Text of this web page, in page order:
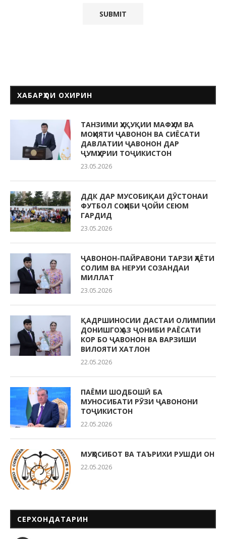
ХАБАРҲОИ ОХИРИН
ТАНЗИМИ ҲУҚУҚИИ МАФҲУМ ВА
МОҲИЯТИ ҶАВОНОН ВА СИЁСАТИ
ДАВЛАТИИ ҶАВОНОН ДАР
ҶУМҲУРИИ ТОҶИКИСТОН
23.05.2026
ДДК ДАР МУСОБИҚАИ ДӮСТОНАИ
ФУТБОЛ СОҲИБИ ҶОЙИ СЕЮМ
ГАРДИД
23.05.2026
ҶАВОНОН-ПАЙРАВОНИ ТАРЗИ ҲАЁТИ
СОЛИМ ВА НЕРУИ СОЗАНДАИ
МИЛЛАТ
23.05.2026
ҚАДРШИНОСИИ ДАСТАИ ОЛИМПИИ
ДОНИШГОҲ АЗ ҶОНИБИ РАЁСАТИ
КОР БО ҶАВОНОН ВА ВАРЗИШИ
ВИЛОЯТИ ХАТЛОН
22.05.2026
ПАЁМИ ШОДБОШӢ БА
МУНОСИБАТИ РӮЗИ ҶАВОНОНИ
ТОҶИКИСТОН
22.05.2026
МУҲОСИБОТ ВА ТАЪРИХИ РУШДИ ОН
22.05.2026
СЕРХОНДАТАРИН